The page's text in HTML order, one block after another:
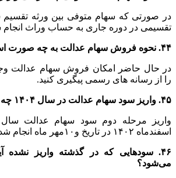
در صورتی که سهام متوفی بین ورثه
تقسیمی در دوره جاری به حساب وراث
۴۴. نحوه فروش سهام عدالت به چه صورت است؟
در حال حاضر امکان فروش سهام عدالت
را از رسانه های رسمی پیگیری کنید.
۴۵. واریز سود سهام عدالت در سال ۱۴۰۴ چه زمانی است؟
اسفندماه ۱۴۰۲ در تاریخ و۱۰مهر ماه انجام شد.
۴۶. سودهایی که در گذشته واریز نشده
می‌شود؟